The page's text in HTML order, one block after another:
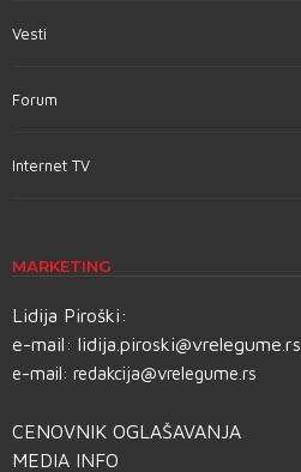
Vesti
Forum
Internet TV
MARKETING
Lidija Piroški:
e-mail: lidija.piroski@vrelegume.rs
e-mail: redakcija@vrelegume.rs
CENOVNIK OGLAŠAVANJA
MEDIA INFO